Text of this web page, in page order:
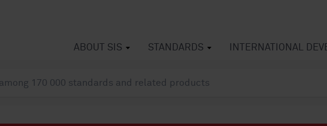
ABOUT SIS STANDARDS INTERNATIONAL